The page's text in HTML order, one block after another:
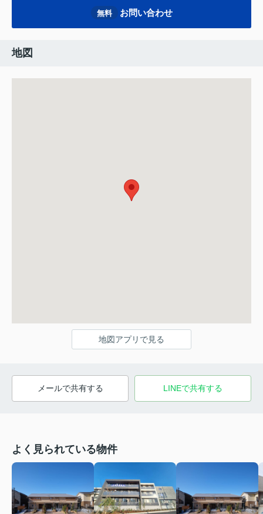
無料 お問い合わせ
地図
地図アプリで見る
メールで共有する LINEで共有する
よく見られている物件